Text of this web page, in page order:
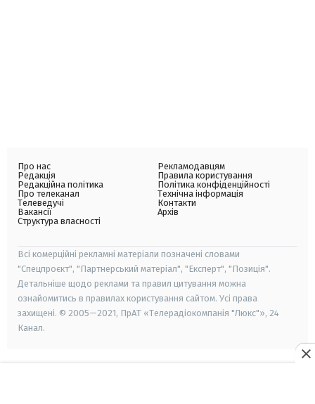
Про нас
Редакція
Редакційна політика
Про телеканал
Телеведучі
Вакансії
Структура власності
Рекламодавцям
Правила користування
Політика конфіденційності
Технічна інформація
Контакти
Архів
Всі комерційні рекламні матеріали позначені словами
"Спецпроєкт", "Партнерський матеріал", "Експерт", "Позиція".
Детальніше щодо реклами та правил цитування можна
ознайомитись в правилах користування сайтом. Усі права
захищені. © 2005—2021, ПрАТ «Телерадіокомпанія "Люкс"», 24
Канал.